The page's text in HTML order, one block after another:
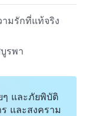
ามรักที่แท้จริง
รพา
ๆ และภัยพิบัติ
และสงคราม